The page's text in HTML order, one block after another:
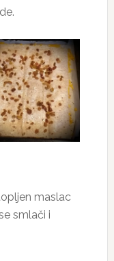
maslac
smlači i